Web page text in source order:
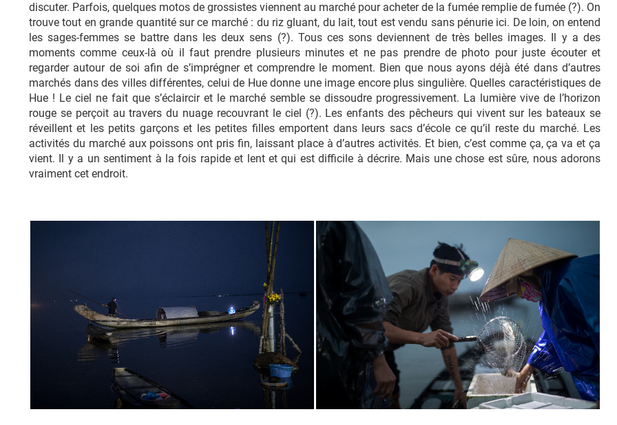
discuter. Parfois, quelques motos de grossistes viennent au marché pour acheter de la fumée remplie de fumée (?). On
trouve tout en grande quantité sur ce marché : du riz gluant, du lait, tout est vendu sans pénurie ici. De loin, on entend
les sages-femmes se battre dans les deux sens (?). Tous ces sons deviennent de très belles images. Il y a des
moments comme ceux-là où il faut prendre plusieurs minutes et ne pas prendre de photo pour juste écouter et
regarder autour de soi afin de s’imprégner et comprendre le moment. Bien que nous ayons déjà été dans d’autres
marchés dans des villes différentes, celui de Hue donne une image encore plus singulière. Quelles caractéristiques de
Hue ! Le ciel ne fait que s’éclaircir et le marché semble se dissoudre progressivement. La lumière vive de l’horizon
rouge se perçoit au travers du nuage recouvrant le ciel (?). Les enfants des pêcheurs qui vivent sur les bateaux se
réveillent et les petits garçons et les petites filles emportent dans leurs sacs d’école ce qu’il reste du marché. Les
activités du marché aux poissons ont pris fin, laissant place à d’autres activités. Et bien, c’est comme ça, ça va et ça
vient. Il y a un sentiment à la fois rapide et lent et qui est difficile à décrire. Mais une chose est sûre, nous adorons
vraiment cet endroit.